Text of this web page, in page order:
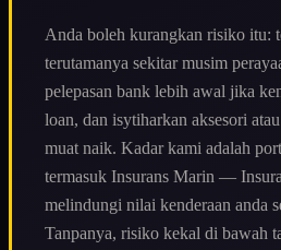
Anda boleh kurangkan risiko itu:
terutamanya sekitar musim
pelepasan bank lebih awal jika
loan, dan isytiharkan aksesori
muat naik. Kadar kami adalah
termasuk Insurans Marin —
melindungi nilai kenderaan anda
Tanpanya, risiko kekal di bawah